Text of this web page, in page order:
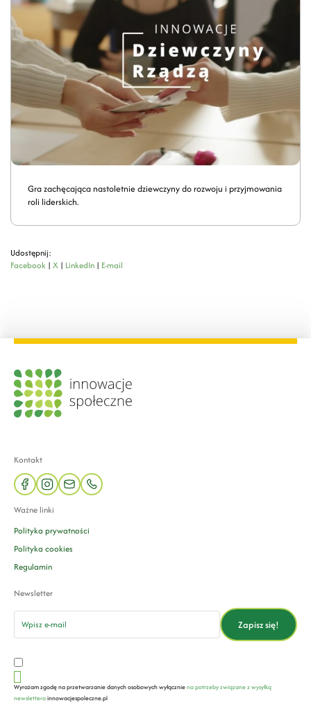
Gra zachęcająca nastoletnie dziewczyny do rozwoju i przyjmowania
roli liderskich.
Udostępnij:
Facebook | X | LinkedIn | E-mail
Kontakt
facebookinstagram
mail phone
Ważne linki
Polityka prywatności
Polityka cookies
Regulamin
Newsletter
email
Zapisz się!
Wyrażam zgodę na przetwarzanie danych osobowych wyłączniena potrzeby związane z wysyłką
newsletterainnowacjespoleczne.pl